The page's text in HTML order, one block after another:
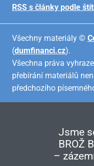
RSS s články podle
Všechny materiály ©
(dumfinanci.cz).
Všechna práva
přebírání materiálů
předchozího
Jsme
BROŽ
–